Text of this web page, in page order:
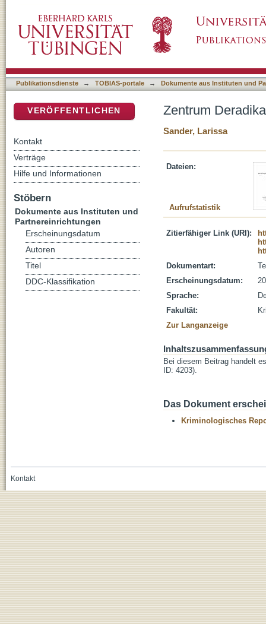
Publikationsdienste → TOBIAS-portale → Dokumente aus Instituten und
Zentrum
Sander, Larissa
Dateien:
Aufrufstatistik
Zitierfähiger Link (URI):
Dokumentart:
Erscheinungsdatum:
Sprache:
Fakultät:
Zur Langanzeige
Bei diesem Beitrag handelt
ID: 4203).
Das Dokument
Kriminologisches
VERÖFFENTLICHEN
Kontakt
Verträge
Hilfe und Informationen
Stöbern
Dokumente aus Instituten und
Partnereinrichtungen
Erscheinungsdatum
Autoren
Titel
DDC-Klassifikation
Kontakt